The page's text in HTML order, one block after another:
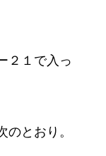
２１で入っ
とおり。